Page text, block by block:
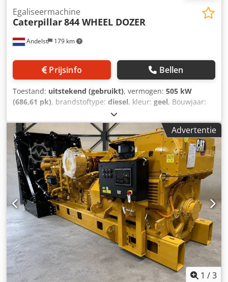
Andelst 179 km
Egaliseermachine
Caterpillar844 WHEEL DOZER
Prijsinfo Bellen
Toestand: uitstekend (gebruikt), vermogen: 505 kW
(686,61 pk), brandstoftype: diesel, kleur: geel, Bouwjaar:
17.863 h, Bouwjaar: 2009 Crsdsuu
Dipopfx Ai Nef Aandrijving: Wiel CE-markering: ja
Technische staat: zeer goed Optische staat: zeer goed
Prijs: Op aanvraag
Advertentie
1 /3